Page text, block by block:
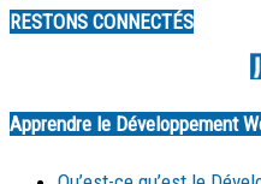
RESTONS CONNECTÉS
Apprendre le Développement